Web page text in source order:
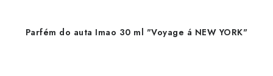
Parfém do auta Imao 30 ml "Voyage á NEW YORK"